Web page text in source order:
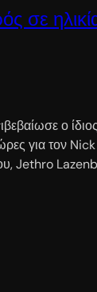
σε
ο
για τον
Jethro